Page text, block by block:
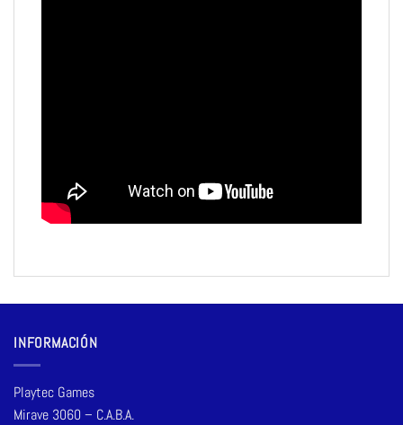
INFORMACIÓN
Playtec Games
Mirave 3060 – C.A.B.A.